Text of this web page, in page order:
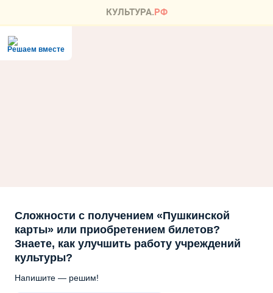
Решаем вместе
Сложности с получением «Пушкинской
карты» или приобретением билетов?
Знаете, как улучшить работу учреждений
культуры?
Напишите — решим!